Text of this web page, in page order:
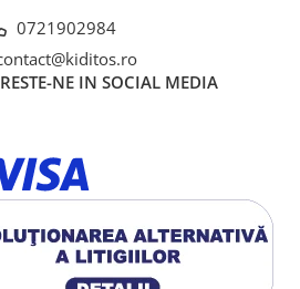
0721902984
NE IN SOCIAL MEDIA